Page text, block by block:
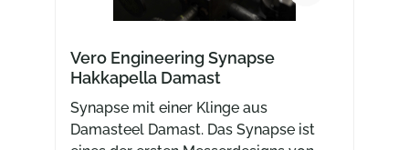
Vero Engineering Synapse
Hakkapella Damast
Synapse mit einer Klinge aus
Damasteel Damast. Das Synapse ist